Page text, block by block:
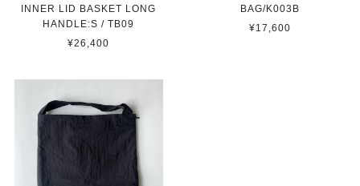
INNER LID BASKET LONG
HANDLE:S / TB09
¥26,400
BAG/K003B
¥17,600